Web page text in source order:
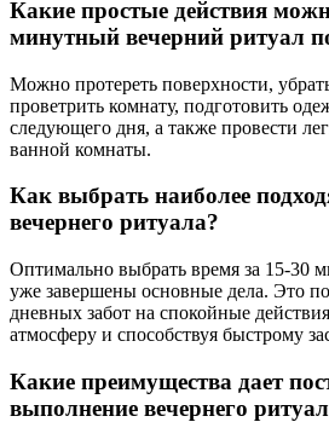
Какие простые действия
минутный вечерний ритуал
Можно протереть поверхности,
проветрить комнату, подготовить
следующего дня, а также провести
ванной комнаты.
Как выбрать наиболее
вечернего ритуала?
Оптимально выбрать время за 15-30
уже завершены основные дела. Это
дневных забот на спокойные
атмосферу и способствуя быстрому
Какие преимущества дает
выполнение вечернего